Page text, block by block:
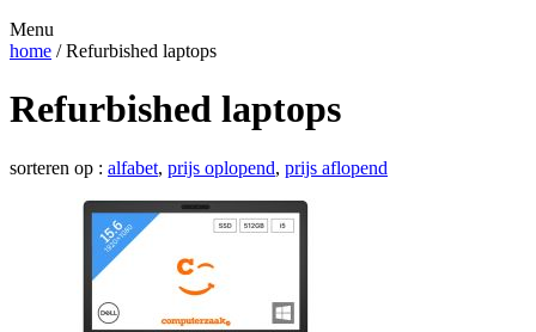
Menu
home / Refurbished laptops
Refurbished laptops
sorteren op : alfabet, prijs oplopend, prijs aflopend